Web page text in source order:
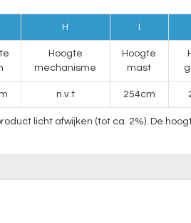
H
Hoogte
mechanisme
Hoogte
mast
n.v.t 254cm
licht afwijken (tot ca. 2%). De